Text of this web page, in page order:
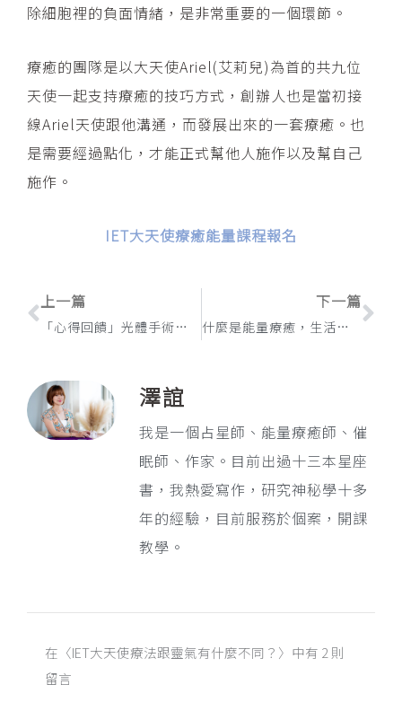
除細胞裡的負面情緒，是非常重要的一個環節。
療癒的團隊是以大天使Ariel(艾莉兒)為首的共九位
天使一起支持療癒的技巧方式，創辦人也是當初接
線Ariel天使跟他溝通，而發展出來的一套療癒。也
是需要經過點化，才能正式幫他人施作以及幫自己
施作。
IET大天使療癒能量課程報名
上一頁
上一篇
「心得回饋」光體手術兩個月後的改變
下一篇
什麼是能量療癒，生活上能幫助我什麼
下
澤誼
我是一個占星師、能量療癒師、催
眠師、作家。目前出過十三本星座
書，我熱愛寫作，研究神秘學十多
年的經驗，目前服務於個案，開課
教學。
在〈IET大天使療法跟靈氣有什麼不同？〉中有 2 則
留言